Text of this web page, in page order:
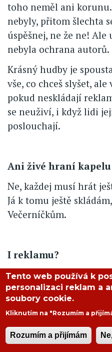
toho neměl ani
nebyly, přitom šlechta
úspěšnej, ne že ne!
nebyla ochrana autorů.
Krásný hudby je
vše, co chceš slyšet,
pokud neskládají
se neuživí, i když lidi
poslouchají.
Ani živé hraní
Ne, každej musí hrát
Já k tomu ještě
Večerníčkům.
I reklamu?
Ne, hudbu k reklamám
Kam kráčí Laura?
Co nám zbývá?
Tento web používá k
personalizaci reklam a
soubory cookie.
Kliknutím na "Rozumím a
Rozumím a přijímám